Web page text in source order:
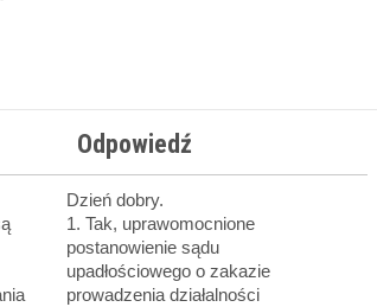
Odpowiedź
Dzień dobry.
1. Tak, uprawomocnione
postanowienie sądu
upadłościowego o zakazie
prowadzenia działalności